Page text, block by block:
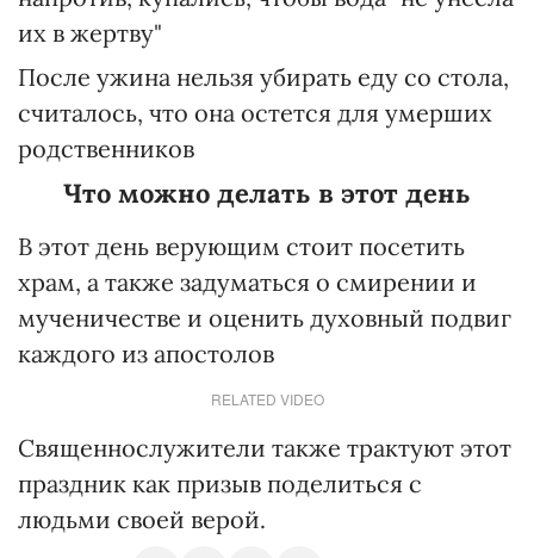
их в жертву"
После ужина нельзя убирать еду со стола,
считалось, что она остется для умерших
родственников
Что можно делать в этот день
В этот день верующим стоит посетить
храм, а также задуматься о смирении и
мученичестве и оценить духовный подвиг
каждого из апостолов
RELATED VIDEO
Священнослужители также трактуют этот
праздник как призыв поделиться с
людьми своей верой.